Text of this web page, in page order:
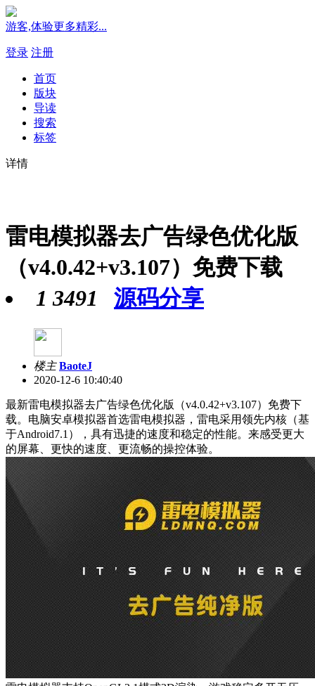
游客,体验更多精彩...
登录 注册
首页
版块
导读
搜索
标签
详情
雷电模拟器去广告绿色优化版
（v4.0.42+v3.107）免费下载
1 3491 源码分享
楼主 BaoteJ
2020-12-6 10:40:40
最新雷电模拟器去广告绿色优化版（v4.0.42+v3.107）免费下
载。电脑安卓模拟器首选雷电模拟器，雷电采用领先内核（基
于Android7.1），具有迅捷的速度和稳定的性能。来感受更大
的屏幕、更快的速度、更流畅的操控体验。